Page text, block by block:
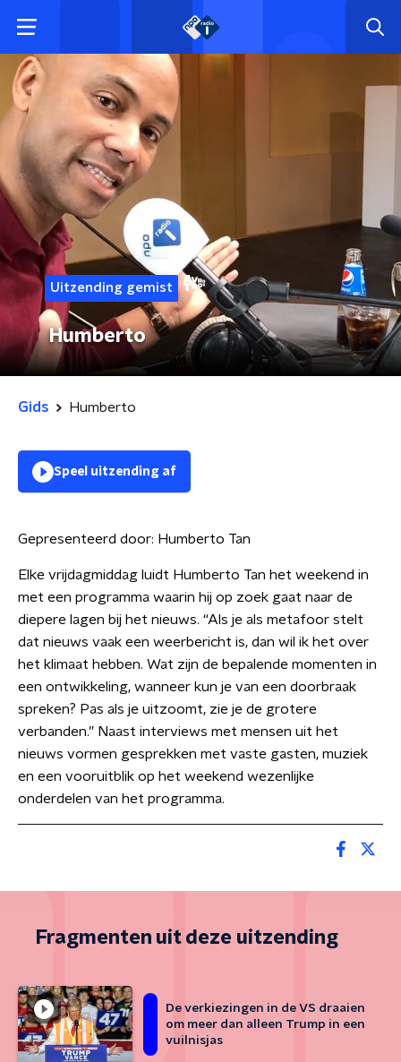
Uitzending gemist
Humberto
Gids Humberto
Speel uitzending af
Gepresenteerd door: Humberto Tan
Elke vrijdagmiddag luidt Humberto Tan het weekend in
met een programma waarin hij op zoek gaat naar de
diepere lagen bij het nieuws. “Als je als metafoor stelt
dat nieuws vaak een weerbericht is, dan wil ik het over
het klimaat hebben. Wat zijn de bepalende momenten in
een ontwikkeling, wanneer kun je van een doorbraak
spreken? Pas als je uitzoomt, zie je de grotere
verbanden.” Naast interviews met mensen uit het
nieuws vormen gesprekken met vaste gasten, muziek
en een vooruitblik op het weekend wezenlijke
onderdelen van het programma.
Fragmenten uit deze uitzending
De verkiezingen in de VS draaien
om meer dan alleen Trump in een
vuilnisjas